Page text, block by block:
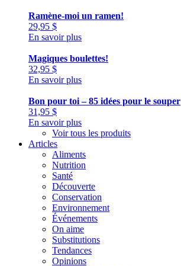
Ramène-moi un ramen!
29,95 $
En savoir plus
Magiques boulettes!
32,95 $
En savoir plus
Bon pour toi – 85 idées pour le souper
31,95 $
En savoir plus
Voir tous les produits
Articles
Aliments
Nutrition
Santé
Découverte
Conservation
Environnement
Événements
On aime
Substitutions
Tendances
Opinions